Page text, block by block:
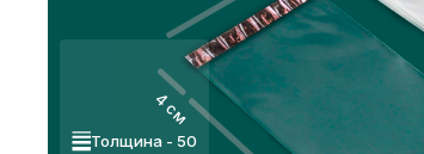
4 см
Толщина - 50